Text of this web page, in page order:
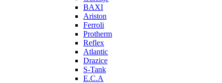
BAXI
Ariston
Ferroli
Protherm
Reflex
Atlantic
Drazice
S-Tank
E.C.A